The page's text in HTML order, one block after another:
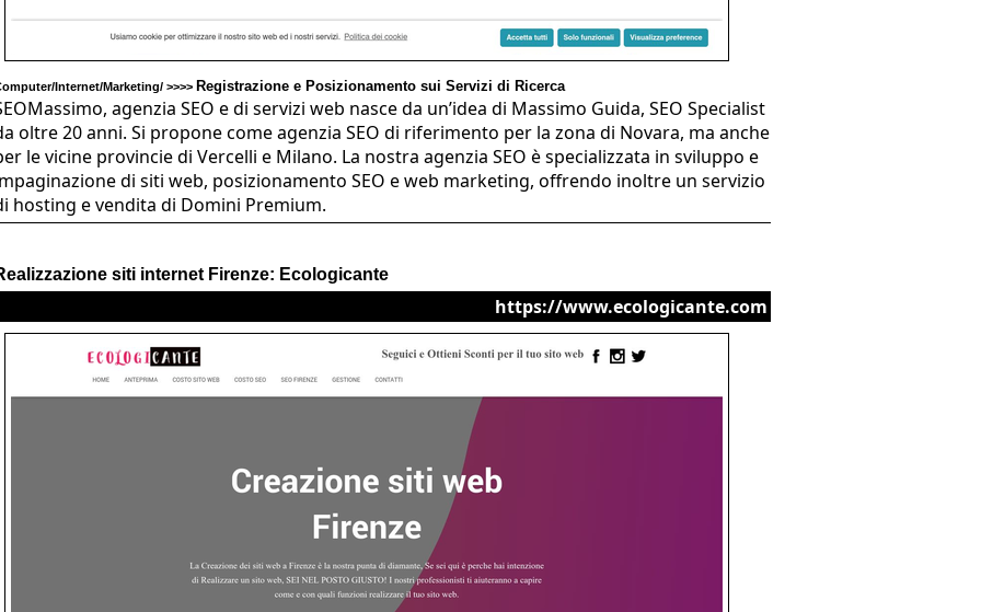
Internet/Marketing/ >>>> Registrazione e Posizionamento sui Servizi di Ricerca
agenzia SEO e di servizi web nasce da un’idea di Massimo Guida, SEO Specialist
oltre 20 anni. Si propone come agenzia SEO di riferimento per la zona di Novara, ma anche
le vicine provincie di Vercelli e Milano. La nostra agenzia SEO è specializzata in sviluppo e
di siti web, posizionamento SEO e web marketing, offrendo inoltre un servizio
hosting e vendita di Domini Premium.
siti internet Firenze: Ecologicante
https://www.ecologicante.com